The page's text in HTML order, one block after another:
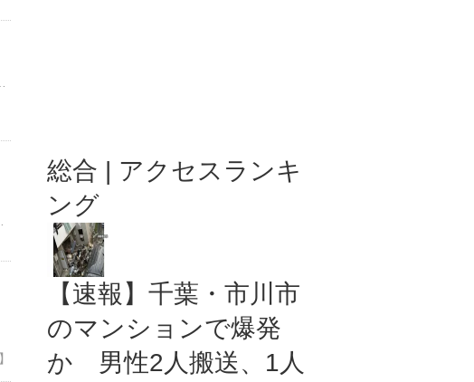
総合 | アクセスランキ
ング
【速報】千葉・市川市
のマンションで爆発
か 男性2人搬送、1人